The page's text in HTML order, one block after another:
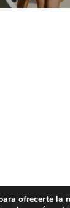
ofrecerte la